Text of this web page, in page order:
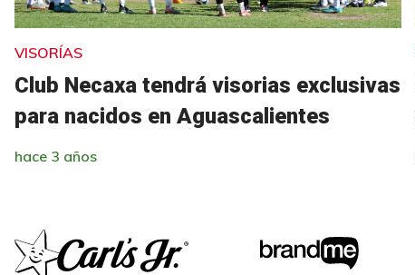
VISORÍAS
Club Necaxa tendrá visorias exclusivas
para nacidos en Aguascalientes
hace 3 años